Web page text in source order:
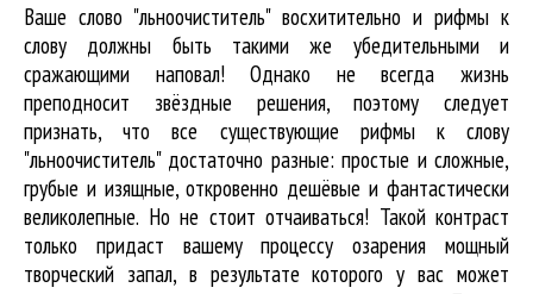
Ваше слово "льноочиститель" восхитительно и рифмы к
слову должны быть такими же убедительными и
сражающими наповал! Однако не всегда жизнь
преподносит звёздные решения, поэтому следует
признать, что все существующие рифмы к слову
"льноочиститель" достаточно разные: простые и сложные,
грубые и изящные, откровенно дешёвые и фантастически
великолепные. Но не стоит отчаиваться! Такой контраст
только придаст вашему процессу озарения мощный
творческий запал, в результате которого у вас может